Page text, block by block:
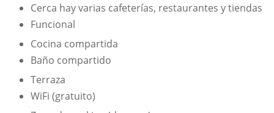
Cerca hay varias cafeterías, restaurantes y tiendas
Funcional
Cocina compartida
Baño compartido
Terraza
WiFi (gratuito)